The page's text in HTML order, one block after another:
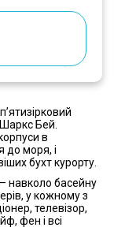
Бей.
в
до моря, і
бухт курорту.
– навколо басейну
у кожному з
телевізор,
фен і всі